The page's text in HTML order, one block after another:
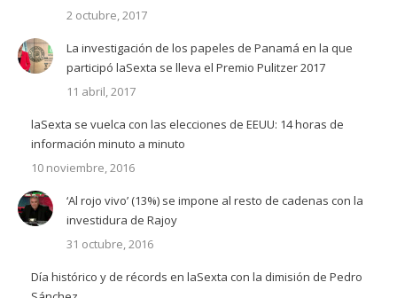
2 octubre, 2017
La investigación de los papeles de Panamá en la que
participó laSexta se lleva el Premio Pulitzer 2017
11 abril, 2017
laSexta se vuelca con las elecciones de EEUU: 14 horas de
información minuto a minuto
10 noviembre, 2016
‘Al rojo vivo’ (13%) se impone al resto de cadenas con la
investidura de Rajoy
31 octubre, 2016
Día histórico y de récords en laSexta con la dimisión de Pedro